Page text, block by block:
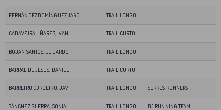
FERNÁNDEZ DOMÍNGUEZ, IAGO TRAIL LONGO
CADAVEIRA LIÑARES, IVAN TRAIL CURTO
BUJAN SANTOS, EDUARDO TRAIL LONGO
BARRAL DE JESUS, DANIEL TRAIL CURTO
BARREIRO CORDEIRO, JAVI TRAIL LONGO SERRES RUNNERS
SÁNCHEZ GUERRA, SONIA TRAIL LONGO BJ RUNNING TEAM